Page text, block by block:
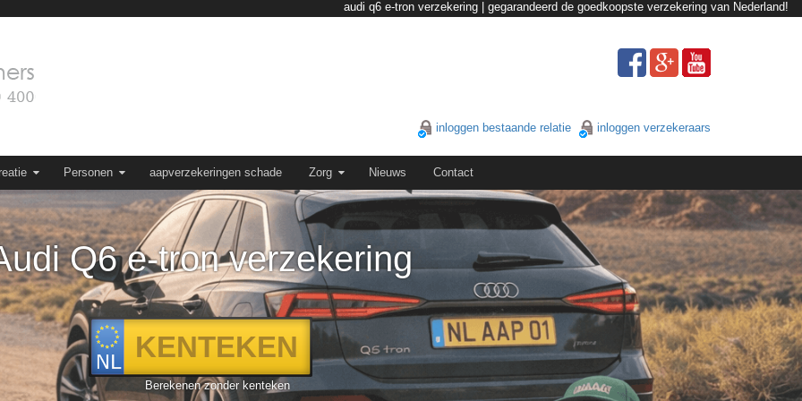
audi q6 e-tron verzekering | gegarandeerd de goedkoopste verzekering van Nederland!
inloggen bestaande relatie inloggen verzekeraars
Personen aapverzekeringen schade Zorg Nieuws Contact
Q6 e-tron verzekering
Berekenen zonder kenteken